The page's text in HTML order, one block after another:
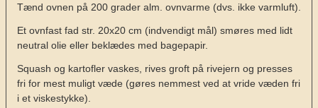
Tænd ovnen på 200 grader alm. ovnvarme (dvs. ikke varmluft).
Et ovnfast fad str. 20x20 cm (indvendigt mål) smøres med lidt
neutral olie eller beklædes med bagepapir.
Squash og kartofler vaskes, rives groft på rivejern og presses
fri for mest muligt væde (gøres nemmest ved at vride væden fri
i et viskestykke).